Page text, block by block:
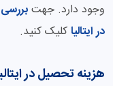
وجود دارد. جهت
در ایتالیاکلیک کنید.
هزینه تحصیل در